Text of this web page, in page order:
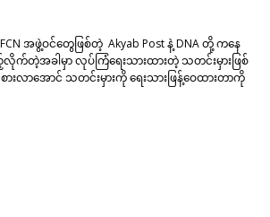
အဖွဲ့ဝင်တွေဖြစ်တဲ့ Akyab Post နဲ့ DNA တို့ ကနေ
ည့်လိုက်တဲ့အခါမှာ လုပ်ကြံရေးသားထားတဲ့ သတင်းမှားဖြစ်
ားလာအောင် သတင်းမှားကို ရေးသားဖြန့်ဝေထားတာကို